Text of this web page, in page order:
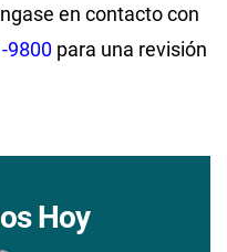
en contacto con
9800 para una revisión
Hoy